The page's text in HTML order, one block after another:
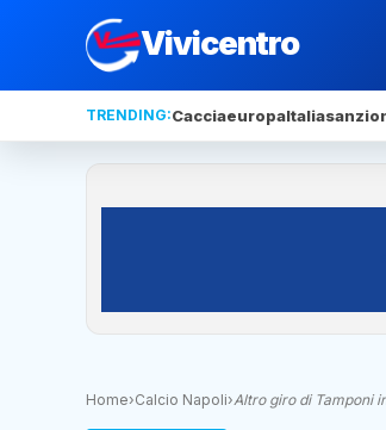
Vivicentro
TRENDING:CacciaeuropaItalia
Home›Calcio Napoli›Altro giro di Tamponi